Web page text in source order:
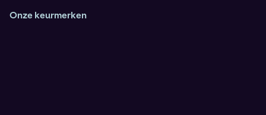
Onze keurmerken